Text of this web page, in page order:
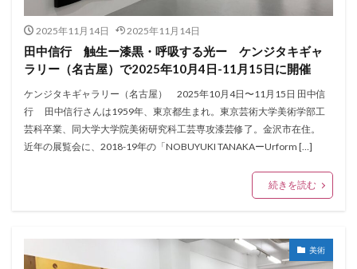
2025年11月14日 2025年11月14日
田中信行 触生ー漆黒・呼吸する光ー ケンジタキギャ
ラリー（名古屋）で2025年10月4日-11月15日に開催
ケンジタキギャラリー（名古屋） 2025年10月4日〜11月15日 田中信
行 田中信行さんは1959年、東京都生まれ。東京芸術大学美術学部工
芸科卒業、同大学大学院美術研究科工芸専攻漆芸修了。金沢市在住。
近年の展覧会に、2018-19年の「NOBUYUKI TANAKAーUrform […]
続きを読む
美術